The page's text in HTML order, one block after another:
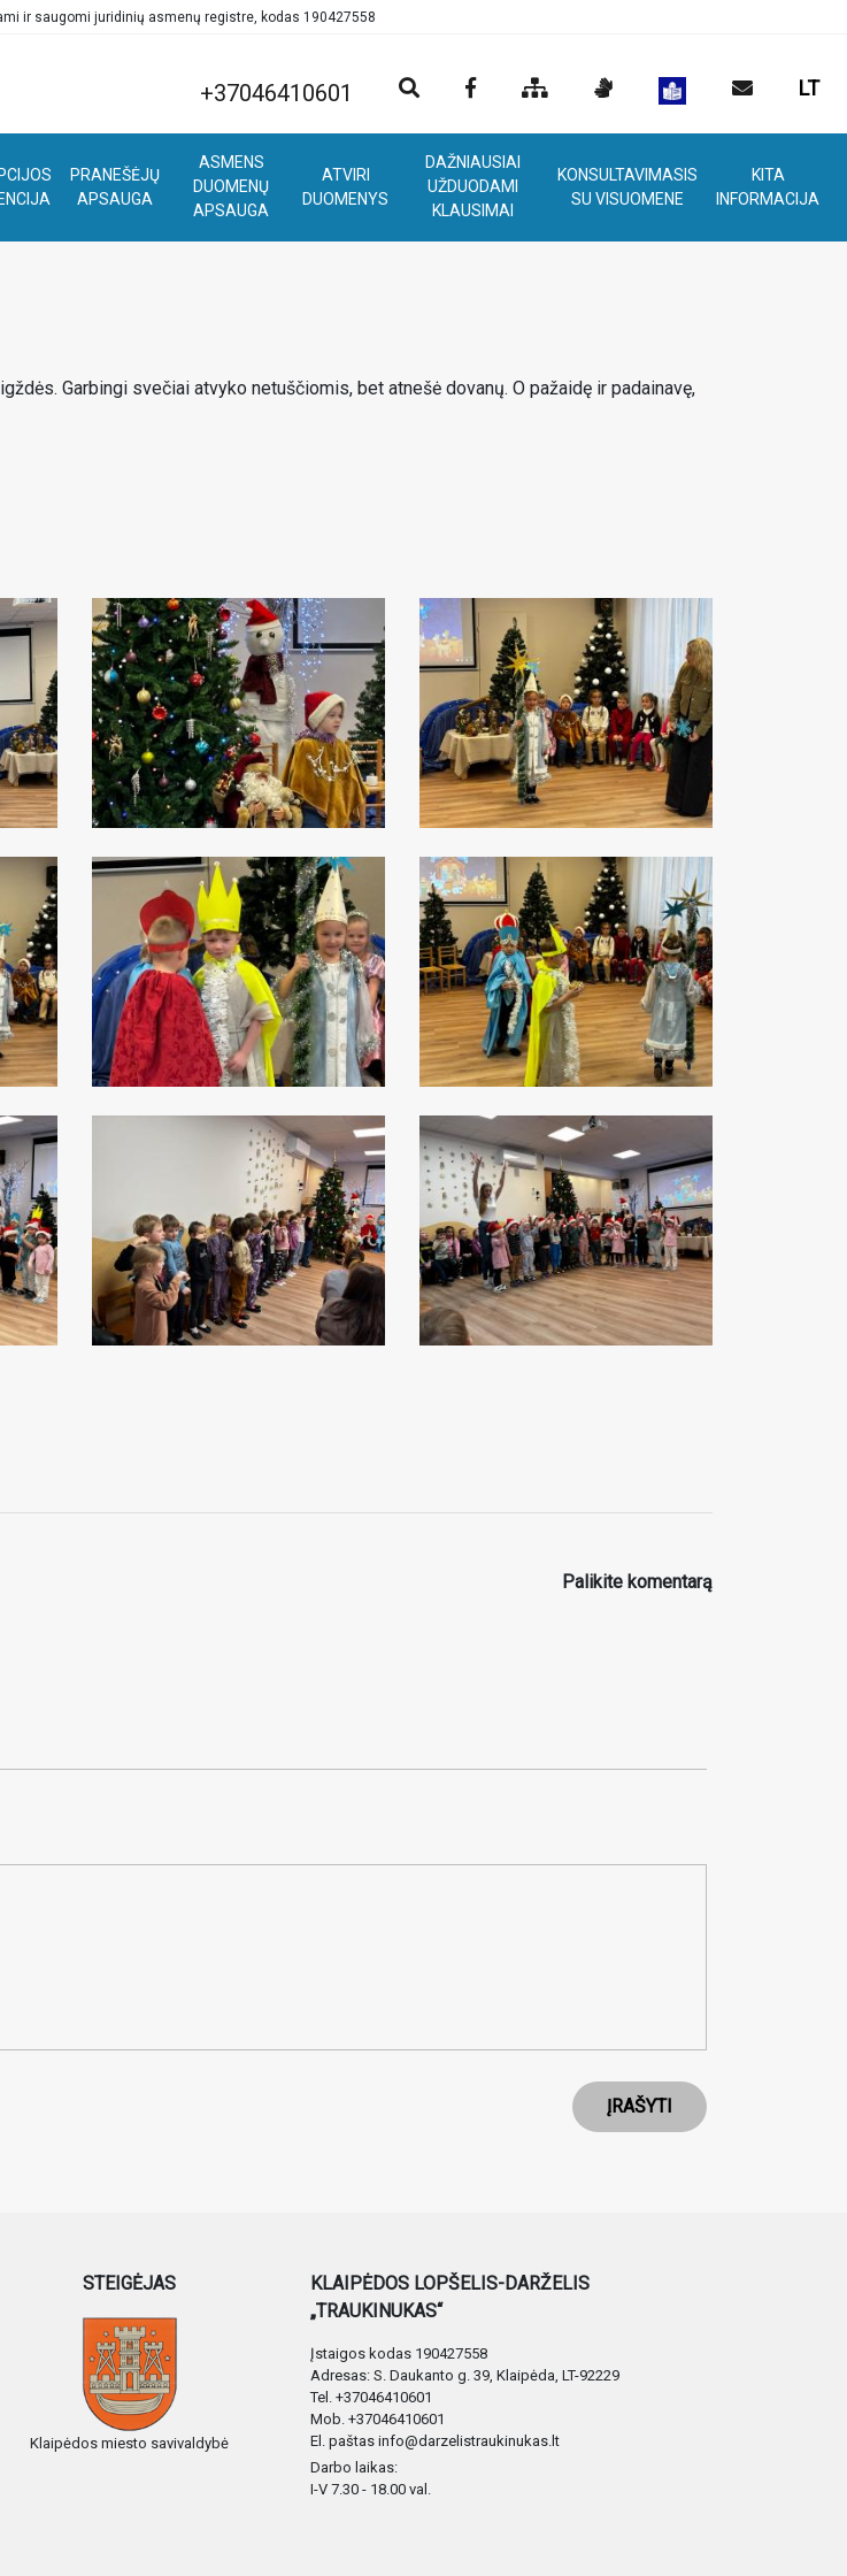
ir saugomi juridinių asmenų registre, kodas 190427558
+37046410601 LT
PRANEŠĖJŲ
APSAUGA
ASMENS
DUOMENŲ
APSAUGA
ATVIRI
DUOMENYS
DAŽNIAUSIAI
UŽDUODAMI
KLAUSIMAI
KONSULTAVIMASIS
SU VISUOMENE
KITA
INFORMACIJA
Garbingi svečiai atvyko netuščiomis, bet atnešė dovanų. O pažaidę ir padainavę,
Palikite komentarą
ĮRAŠYTI
STEIGĖJAS
Klaipėdos miesto savivaldybė
KLAIPĖDOS LOPŠELIS-DARŽELIS
„TRAUKINUKAS“
Įstaigos kodas 190427558
Adresas: S. Daukanto g. 39, Klaipėda, LT-92229
Tel. +37046410601
Mob. +37046410601
El. paštas info@darzelistraukinukas.lt
Darbo laikas:
I-V 7.30 - 18.00 val.